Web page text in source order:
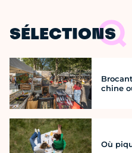
SÉLECTIONS
chine
Où